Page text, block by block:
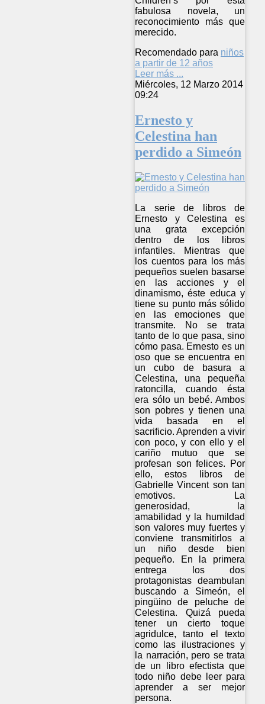
fabulosa novela, un
reconocimiento más que
merecido.
Recomendado para niños
a partir de 12 años
Leer más ...
Miércoles, 12 Marzo 2014
09:24
Ernesto y
Celestina han
perdido a Simeón
La serie de libros de
Ernesto y Celestina es
una grata excepción
dentro de los libros
infantiles. Mientras que
los cuentos para los más
pequeños suelen basarse
en las acciones y el
dinamismo, éste educa y
tiene su punto más sólido
en las emociones que
transmite. No se trata
tanto de lo que pasa, sino
cómo pasa. Ernesto es un
oso que se encuentra en
un cubo de basura a
Celestina, una pequeña
ratoncilla, cuando ésta
era sólo un bebé. Ambos
son pobres y tienen una
vida basada en el
sacrificio. Aprenden a vivir
con poco, y con ello y el
cariño mutuo que se
profesan son felices. Por
ello, estos libros de
Gabrielle Vincent son tan
emotivos. La
generosidad, la
amabilidad y la humildad
son valores muy fuertes y
conviene transmitirlos a
un niño desde bien
pequeño. En la primera
entrega los dos
protagonistas deambulan
buscando a Simeón, el
pingüino de peluche de
Celestina. Quizá pueda
tener un cierto toque
agridulce, tanto el texto
como las ilustraciones y
la narración, pero se trata
de un libro efectista que
todo niño debe leer para
aprender a ser mejor
persona.